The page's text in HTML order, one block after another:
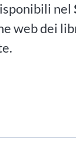
nel
web dei